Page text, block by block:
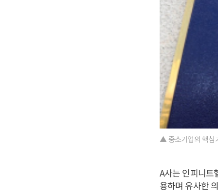
▲ 중소기업의 핵심
A사는 인피니트
용하며 유사한